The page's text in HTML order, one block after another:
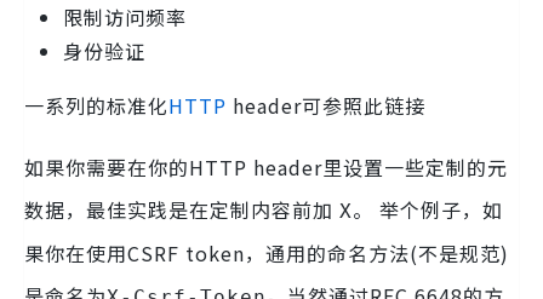
限制访问频率
身份验证
一系列的标准化HTTP header可参照此链接
如果你需要在你的HTTP header里设置一些定制的元
数据，最佳实践是在定制内容前加 X。 举个例子，如
果你在使用CSRF token，通用的命名方法(不是规范)